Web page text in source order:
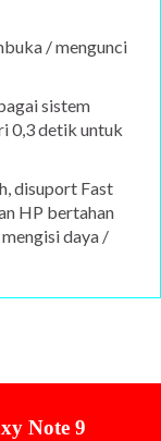
/ mengunci
sistem
0,3 detik untuk
disuport Fast
HP bertahan
daya /
Note 9